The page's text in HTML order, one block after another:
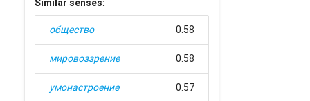
Similar senses:
общество 0.58
мировоззрение 0.58
умонастроение 0.57